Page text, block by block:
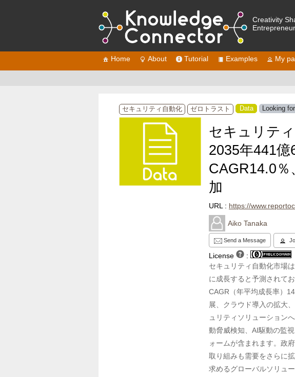
Creativity
Home About Tutorial Examples My
セキュリティ自動化 ゼロトラスト Data Looking
セキュリテ
2035年441億
CAGR14.0
加
URL : https://
Aiko Tanaka
Send a Message
License
:
セキュリティ自動化市場
に成長すると予測されて
CAGR（年平均成長率）
展、クラウド導入の拡大
ュリティソリューション
動脅威検知、AI駆動の監
ォームが含まれます。政
取り組みも需要をさらに
求めるグローバルソリュ